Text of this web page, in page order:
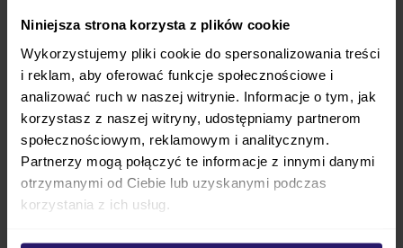
Niniejsza strona korzysta z plików cookie
Wykorzystujemy pliki cookie do spersonalizowania treści
i reklam, aby oferować funkcje społecznościowe i
analizować ruch w naszej witrynie. Informacje o tym, jak
korzystasz z naszej witryny, udostępniamy partnerom
społecznościowym, reklamowym i analitycznym.
Partnerzy mogą połączyć te informacje z innymi danymi
otrzymanymi od Ciebie lub uzyskanymi podczas
korzystania z ich usług.
zwraca uwagę na estetykę idetale, takie jak "klucz do
królestwa" w zamku błyskawicznym, które
symbolizują miłość, rodzinę i obfitość. To trafiony
wybór, byś mógł zagwarantować dzieciom wszystko to, co
najlepsze.
Sprawdź pozostałe kolekcje Cybex
Cybex
Cybex Platinum